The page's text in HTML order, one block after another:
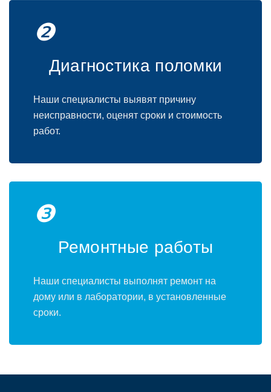
❷
Диагностика поломки
Наши специалисты выявят причину
неисправности, оценят сроки и стоимость
работ.
❸
Ремонтные работы
Наши специалисты выполнят ремонт на
дому или в лаборатории, в установленные
сроки.